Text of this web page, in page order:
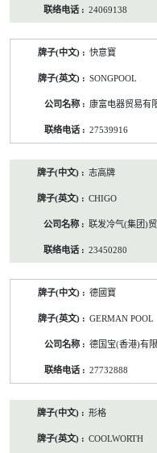
24069138
快意寶
SONGPOOL
康富电器贸易有
27539916
志高牌
CHIGO
联发冷气(集团)
23450280
德國寶
GERMAN POOL
德国宝(香港)有
27732888
形格
COOLWORTH